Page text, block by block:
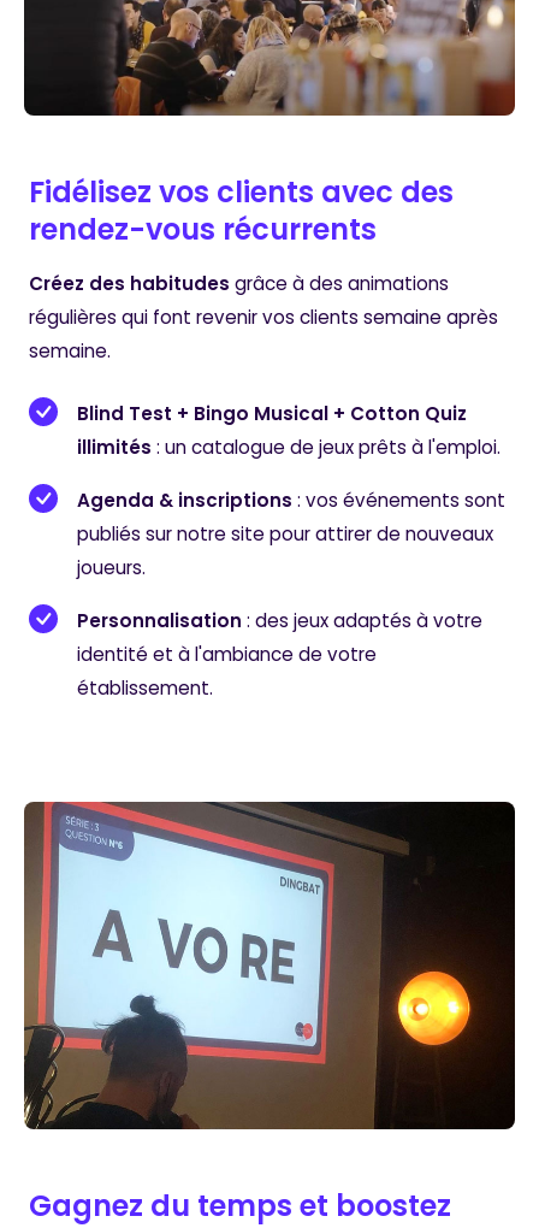
Fidélisez vos clients avec des
rendez-vous récurrents
Créez des habitudes grâce à des animations
régulières qui font revenir vos clients semaine après
semaine.
Blind Test + Bingo Musical + Cotton Quiz
illimités : un catalogue de jeux prêts à l'emploi.
Agenda & inscriptions : vos événements sont
publiés sur notre site pour attirer de nouveaux
joueurs.
Personnalisation : des jeux adaptés à votre
identité et à l'ambiance de votre
établissement.
Gagnez du temps et boostez